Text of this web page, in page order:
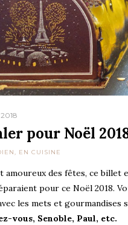
pour Noël
, EN CUISINE
amoureux des fêtes, ce billet
pour ce Noël 2018.
les mets et gourmandises
vous, Senoble, Paul, etc.